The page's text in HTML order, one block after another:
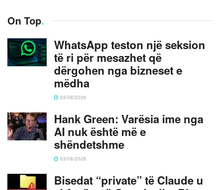
On Top.
WhatsApp teston një seksion
të ri për mesazhet që
dërgohen nga bizneset e
mëdha
03/08/2026
Hank Green: Varësia ime nga
AI nuk është më e
shëndetshme
03/08/2026
Bisedat “private” të Claude u